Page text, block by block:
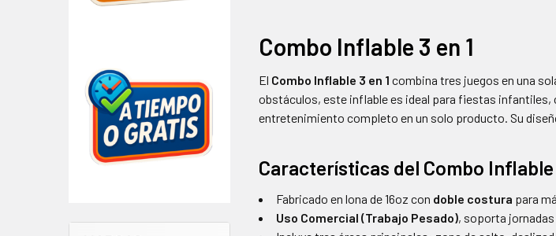
Combo Inflable 3 en 1
El Combo Inflable 3 en 1 combina tres juegos en una
obstáculos, este inflable es ideal para fiestas
entretenimiento completo en un solo producto. Su
Características del Combo Inflable
Fabricado en lona de 16oz con doble costura para
Uso Comercial (Trabajo Pesado), soporta